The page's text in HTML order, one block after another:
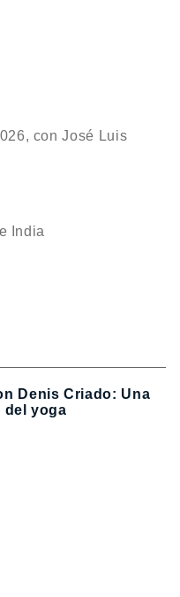
con José Luis
India
Denis Criado: Una
yoga